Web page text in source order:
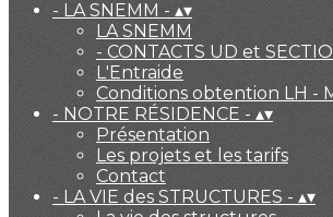
- LA SNEMM - ▴▾
LA SNEMM
- CONTACTS UD et
L'Entraide
Conditions obtention LH -
- NOTRE RÉSIDENCE - ▴▾
Présentation
Les projets et les tarifs
Contact
- LA VIE des STRUCTURES - ▴▾